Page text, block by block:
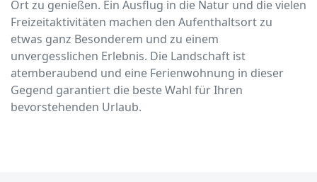
Ort zu genießen. Ein Ausflug in die Natur und die vielen
Freizeitaktivitäten machen den Aufenthaltsort zu
etwas ganz Besonderem und zu einem
unvergesslichen Erlebnis. Die Landschaft ist
atemberaubend und eine Ferienwohnung in dieser
Gegend garantiert die beste Wahl für Ihren
bevorstehenden Urlaub.